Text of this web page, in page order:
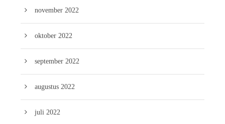
november 2022
oktober 2022
september 2022
augustus 2022
juli 2022